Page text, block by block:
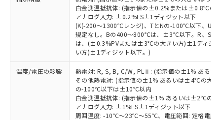
白金測温抵抗体: (指示値の±0.2%または±0.8℃の
アナログ入力: ±0.2%FS±1ディジット以下
(K(-200～1300℃レンジ)、TとNの-100℃以下、U
規定なし。Bの400～800℃は、±3℃以下。R、S
は、(±0.3%PVまたは±3℃の大きい方)±1ディジ
い方)±1ディジット以下。)
温度/電圧の影響
熱電対: R, S, B, C/W, PLⅡ: (指示値の±1% ある
その他熱電対: (指示値の±1% あるいは±4℃の大き
の-100℃以下は±10℃以内
白金測温抵抗体: (指示値の±1% あるいは±2℃の大
アナログ入力: ±1%FS±1ディジット以下
周囲温度: -10℃～23℃～55℃、電圧範囲: 定格電圧
指します。
るもので、過去に遡って非含有を証明する
ものではありません。
また、RoHS指令のフタル酸エステル類４
物質の対応では、対応完了までの期間は出
荷製品に未対応品が混在することから備考
欄に対応日を記載しておりました。
既に当社にて対応品への在庫切替を完了
していることから、特段のことがない限
り、2022年1月12日より割愛しておりま